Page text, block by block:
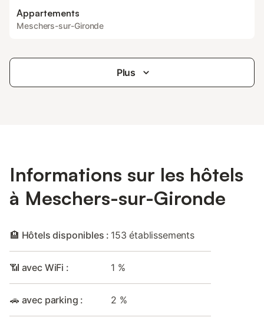
Appartements
Meschers-sur-Gironde
Plus
Informations sur les hôtels
à Meschers-sur-Gironde
🏨 Hôtels disponibles : 153 établissements
📶 avec WiFi : 1 %
🚗 avec parking : 2 %